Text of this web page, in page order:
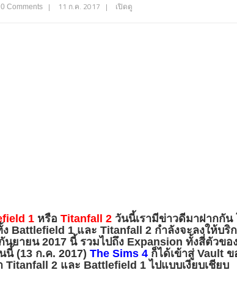
0 Comments | 11 ก.ค. 2017 | เปิดดู
1 หรือ Titanfall 2 วันนี้เรามีข่าวดีมาฝากกัน
Battlefield 1 และ Titanfall 2 กำลังจะลงให้บริ
นยายน 2017 นี้ รวมไปถึง Expansion ทั้งสี่ตัวขอ
นี้ (13 ก.ค. 2017) The Sims 4 ก็ได้เข้าสู่ Vault
2 และ Battlefield 1 ไปแบบเงียบเชียบ